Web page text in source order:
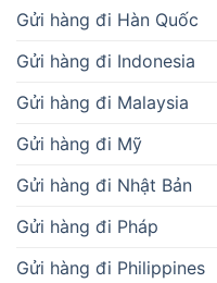
Gửi hàng đi Hàn Quốc
Gửi hàng đi Indonesia
Gửi hàng đi Malaysia
Gửi hàng đi Mỹ
Gửi hàng đi Nhật Bản
Gửi hàng đi Pháp
Gửi hàng đi Philippines